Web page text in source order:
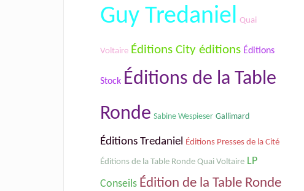
Guy Tredaniel Quai
Voltaire Éditions City éditions Éditions
Stock Éditions de la Table
Ronde Sabine Wespieser Gallimard
Éditions Tredaniel Éditions Presses de la Cité
Éditions de la Table Ronde Quai Voltaire LP
Conseils Édition de la Table Ronde